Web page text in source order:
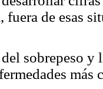
de esas
sobrepeso